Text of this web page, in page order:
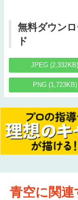
無料ダウン
ド
JPEG (2,332KB)
PNG (1,723KB)
青空に関